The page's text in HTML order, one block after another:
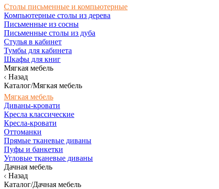
Столы письменные и компьютерные
Компьютерные столы из дерева
Письменные из сосны
Письменные столы из дуба
Стулья в кабинет
Тумбы для кабинета
Шкафы для книг
Мягкая мебель
Назад
Каталог/Мягкая мебель
Мягкая мебель
Диваны-кровати
Кресла классические
Кресла-кровати
Оттоманки
Прямые тканевые диваны
Пуфы и банкетки
Угловые тканевые диваны
Дачная мебель
Назад
Каталог/Дачная мебель